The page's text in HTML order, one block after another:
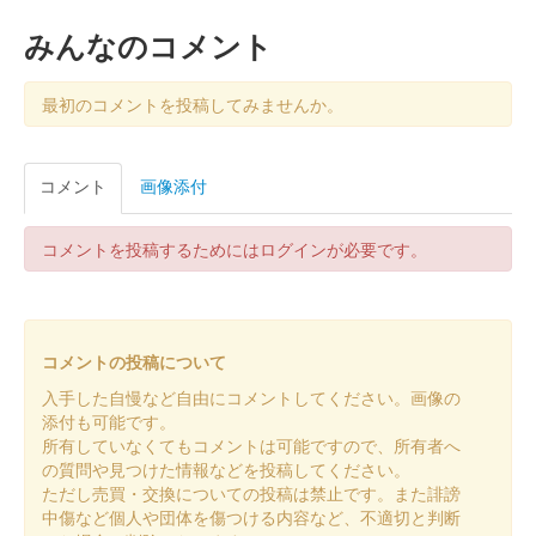
敦賀城 御城印 2025年春限定版
販売終了
敦賀城 御城印
販売終了
敦賀城 御城印 越前若狭お城フェス2024 来場記念版
配布終了
ザ・グランユアーズフクイの入口にて越前若狭お城フェス2024
の来場記念としてもらえる御城印。1000枚限定
みんなのコメント
最初のコメントを投稿してみませんか。
コメント 画像添付
コメントを投稿するためにはログインが必要です。
コメントの投稿について
入手した自慢など自由にコメントしてください。画像の
添付も可能です。
所有していなくてもコメントは可能ですので、所有者へ
の質問や見つけた情報などを投稿してください。
ただし売買・交換についての投稿は禁止です。また誹謗
中傷など個人や団体を傷つける内容など、不適切と判断